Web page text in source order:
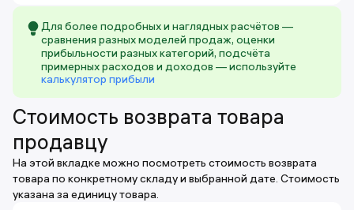
Для более подробных и наглядных расчётов —
сравнения разных моделей продаж, оценки
прибыльности разных категорий, подсчёта
примерных расходов и доходов — используйте
калькулятор прибыли
Стоимость возврата товара
продавцу
На этой вкладке можно посмотреть стоимость возврата
товара по конкретному складу и выбранной дате. Стоимость
указана за единицу товара.